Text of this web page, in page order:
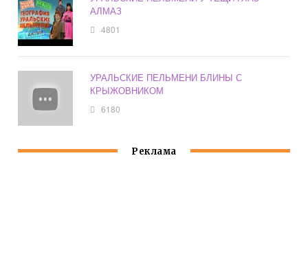
АЛМАЗ
4801
УРАЛЬСКИЕ ПЕЛЬМЕНИ БЛИНЫ С
КРЫЖОВНИКОМ
6180
Реклама